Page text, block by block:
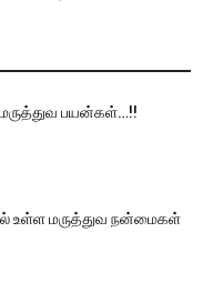
மருத்துவ பயன்கள்…!!
மருத்துவ நன்மைகள்